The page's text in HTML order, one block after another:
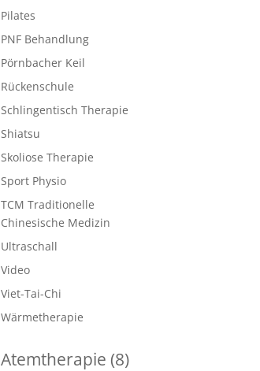
Pilates
PNF Behandlung
Pörnbacher Keil
Rückenschule
Schlingentisch Therapie
Shiatsu
Skoliose Therapie
Sport Physio
TCM Traditionelle
Chinesische Medizin
Ultraschall
Video
Viet-Tai-Chi
Wärmetherapie
Atemtherapie (8)